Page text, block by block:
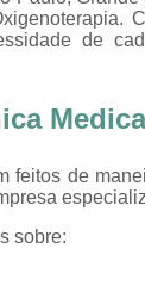
de
feitos de
sobre: